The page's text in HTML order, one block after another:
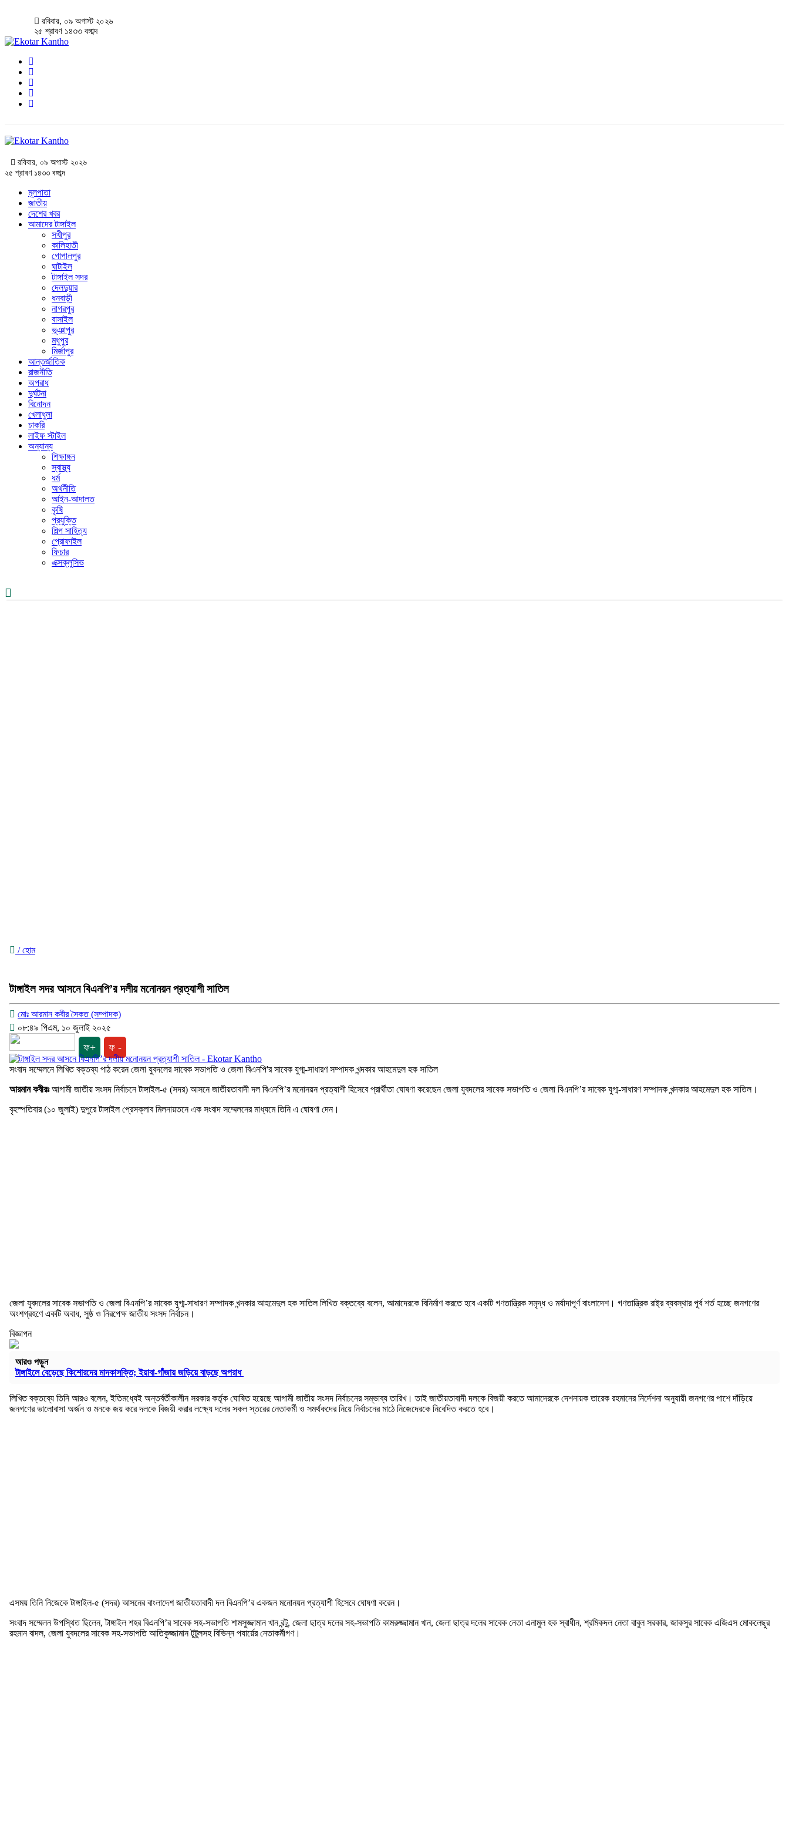
রবিবার, ০৯ অগাস্ট ২০২৬
২৫ শ্রাবণ ১৪৩৩ বঙ্গাব্দ
রবিবার, ০৯ অগাস্ট ২০২৬
২৫ শ্রাবণ ১৪৩৩ বঙ্গাব্দ
মূলপাতা
জাতীয়
দেশের খবর
আমাদের টাঙ্গাইল
সখীপুর
কালিহাতী
গোপালপুর
ঘাটাইল
টাঙ্গাইল সদর
দেলদুয়ার
ধনবাড়ী
নাগরপুর
বাসাইল
ভূঞাপুর
মধুপুর
মির্জাপুর
আন্তর্জাতিক
রাজনীতি
অপরাধ
দুর্ঘটনা
বিনোদন
খেলাধুলা
চাকরি
লাইফ স্টাইল
অন্যান্য
শিক্ষাঙ্গন
স্বাস্থ্য
ধর্ম
অর্থনীতি
আইন-আদালত
কৃষি
প্রযুক্তি
শিল্প সাহিত্য
প্রোফাইল
ফিচার
এক্সক্লুসিভ
/ হোম
টাঙ্গাইল সদর আসনে বিএনপি’র দলীয় মনোনয়ন প্রত্যাশী সাতিল
মোঃ আরমান কবীর সৈকত (সম্পাদক)
০৮:৪৯ পিএম, ১০ জুলাই ২০২৫
ফ+ ফ -
সংবাদ সম্মেলনে লিখিত বক্তব্য পাঠ করেন জেলা যুবদলের সাবেক সভাপতি ও জেলা বিএনপি'র সাবেক যুগ্ম-সাধারণ সম্পাদক খন্দকার আহমেদুল হক সাতিল
আরমান কবীরঃআগামী জাতীয় সংসদ নির্বাচনে টাঙ্গাইল-৫ (সদর) আসনে জাতীয়তাবাদী দল বিএনপি’র মনোনয়ন প্রত্যাশী হিসেবে প্রার্থীতা ঘোষণা করেছেন জেলা যুবদলের সাবেক সভাপতি ও জেলা বিএনপি’র সাবেক যুগ্ম-সাধারণ সম্পাদক খন্দকার আহমেদুল হক সাতিল।
বৃহস্পতিবার (১০ জুলাই) দুপুরে টাঙ্গাইল প্রেসক্লাব মিলনায়তনে এক সংবাদ সম্মেলনের মাধ্যমে তিনি এ ঘোষণা দেন।
জেলা যুবদলের সাবেক সভাপতি ও জেলা বিএনপি’র সাবেক যুগ্ম-সাধারণ সম্পাদক খন্দকার আহমেদুল হক সাতিল লিখিত বক্তব্যে বলেন, আমাদেরকে বিনির্মাণ করতে হবে একটি গণতান্ত্রিক সমৃদ্ধ ও মর্যাদাপূর্ণ বাংলাদেশ। গণতান্ত্রিক রাষ্ট্র ব্যবস্থার পূর্ব শর্ত হচ্ছে জনগণের
অংশগ্রহণে একটি অবাধ, সুষ্ঠ ও নিরপেক্ষ জাতীয় সংসদ নির্বাচন।
বিজ্ঞাপন
আরও পড়ুন
টাঙ্গাইলে বেড়েছে কিশোরদের মাদকাসক্তি; ইয়াবা-গাঁজায় জড়িয়ে বাড়ছে অপরাধ
লিখিত বক্তব্যে তিনি আরও বলেন, ইতিমধ্যেই অন্তর্বর্তীকালীন সরকার কর্তৃক ঘোষিত হয়েছে আগামী জাতীয় সংসদ নির্বাচনের সম্ভাব্য তারিখ। তাই জাতীয়তাবাদী দলকে বিজয়ী করতে আমাদেরকে দেশনায়ক তারেক রহমানের নির্দেশনা অনুযায়ী জনগণের পাশে দাঁড়িয়ে
জনগণের ভালোবাসা অর্জন ও মনকে জয় করে দলকে বিজয়ী করার লক্ষ্যে দলের সকল স্তরের নেতাকর্মী ও সমর্থকদের নিয়ে নির্বাচনের মাঠে নিজেদেরকে নিবেদিত করতে হবে।
এসময় তিনি নিজেকে টাঙ্গাইল-৫ (সদর) আসনের বাংলাদেশ জাতীয়তাবাদী দল বিএনপি’র একজন মনোনয়ন প্রত্যাশী হিসেবে ঘোষণা করেন।
সংবাদ সম্মেলন উপস্থিত ছিলেন, টাঙ্গাইল শহর বিএনপি’র সাবেক সহ-সভাপতি শামসুজ্জামান খান রন্টু, জেলা ছাত্র দলের সহ-সভাপতি কামরুজ্জামান খান, জেলা ছাত্র দলের সাবেক নেতা এনামুল হক স্বাধীন, শ্রমিকদল নেতা বাবুল সরকার, জাকসুর সাবেক এজিএস মোকলেছুর
রহমান বাদল, জেলা যুবদলের সাবেক সহ-সভাপতি আতিকুজ্জামান টুটুলসহ বিভিন্ন পযার্য়ের নেতাকর্মীগণ।